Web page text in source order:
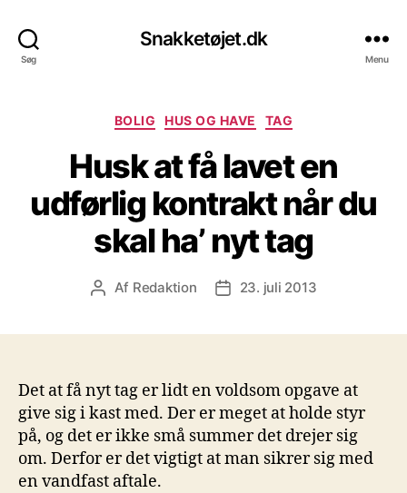
Søg
Snakketøjet.dk
Menu
Kategorier
BOLIG HUS OG HAVE TAG
Husk at få lavet en
udførlig kontrakt når du
skal ha’ nyt tag
Indlægsforfatter
Af Redaktion Indlægsdato
23. juli 2013
Det at få nyt tag er lidt en voldsom opgave at
give sig i kast med. Der er meget at holde styr
på, og det er ikke små summer det drejer sig
om. Derfor er det vigtigt at man sikrer sig med
en vandfast aftale.